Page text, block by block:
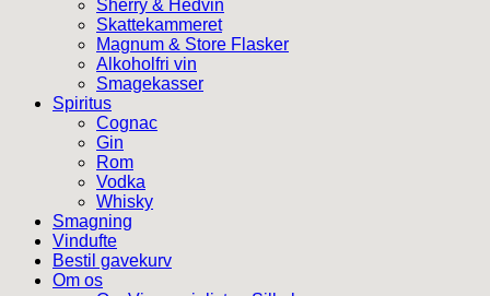
Sherry & Hedvin
Skattekammeret
Magnum & Store Flasker
Alkoholfri vin
Smagekasser
Spiritus
Cognac
Gin
Rom
Vodka
Whisky
Smagning
Vindufte
Bestil gavekurv
Om os